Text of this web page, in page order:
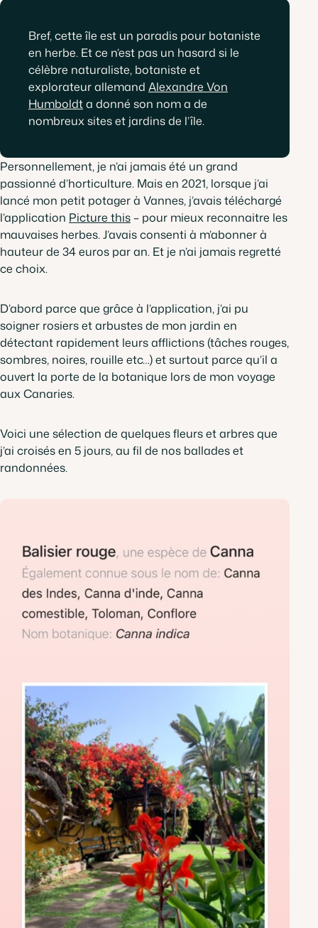
Bref, cette île est un paradis pour botaniste
en herbe. Et ce n’est pas un hasard si le
célèbre naturaliste, botaniste et
explorateur allemand Alexandre Von
Humboldt, ouvre dans un nouvel onglet
a donné son nom a de
nombreux sites et jardins de l’île.
Personnellement, je n’ai jamais été un grand
passionné d’horticulture. Mais en 2021, lorsque j’ai
lancé mon petit potager à Vannes, j’avais téléchargé
l’application Picture this, ouvre dans un nouvel onglet
– pour mieux reconnaitre les
mauvaises herbes. J’avais consenti à m’abonner à
hauteur de 34 euros par an. Et je n’ai jamais regretté
ce choix.
D’abord parce que grâce à l’application, j’ai pu
soigner rosiers et arbustes de mon jardin en
détectant rapidement leurs afflictions (tâches rouges,
sombres, noires, rouille etc…) et surtout parce qu’il a
ouvert la porte de la botanique lors de mon voyage
aux Canaries.
Voici une sélection de quelques fleurs et arbres que
j’ai croisés en 5 jours, au fil de nos ballades et
randonnées.